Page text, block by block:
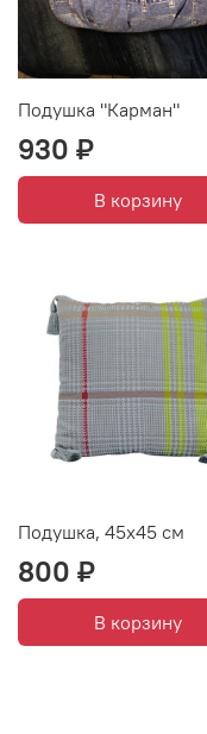
Подушка "Карман"
930 ₽
В корзину
Подушка, 45х45 см
800 ₽
В корзину